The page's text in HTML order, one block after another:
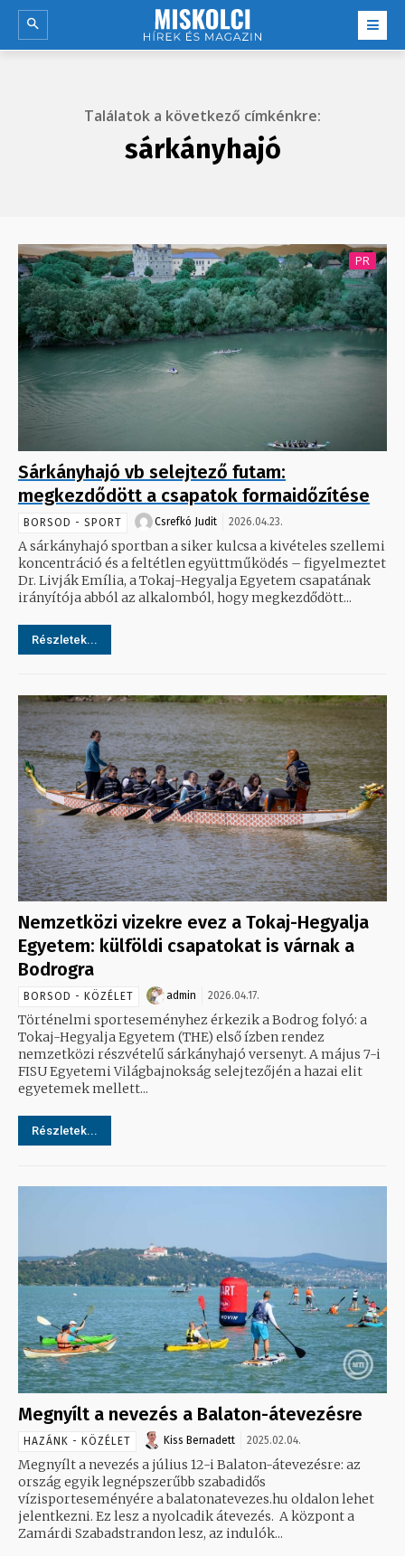
Találatok a következő címkénkre:
sárkányhajó
PR
Sárkányhajó vb selejtező futam:
megkezdődött a csapatok formaidőzítése
BORSOD - SPORT Csrefkó Judit 2026.04.23.
A sárkányhajó sportban a siker kulcsa a kivételes szellemi
koncentráció és a feltétlen együttműködés – figyelmeztet
Dr. Livják Emília, a Tokaj-Hegyalja Egyetem csapatának
irányítója abból az alkalomból, hogy megkezdődött...
Részletek...
Nemzetközi vizekre evez a Tokaj-Hegyalja
Egyetem: külföldi csapatokat is várnak a
Bodrogra
BORSOD - KÖZÉLET admin 2026.04.17.
Történelmi sporteseményhez érkezik a Bodrog folyó: a
Tokaj-Hegyalja Egyetem (THE) első ízben rendez
nemzetközi részvételű sárkányhajó versenyt. A május 7-i
FISU Egyetemi Világbajnokság selejtezőjén a hazai elit
egyetemek mellett...
Részletek...
Megnyílt a nevezés a Balaton-átevezésre
HAZÁNK - KÖZÉLET Kiss Bernadett 2025.02.04.
Megnyílt a nevezés a július 12-i Balaton-átevezésre: az
ország egyik legnépszerűbb szabadidős
vízisporteseményére a balatonatevezes.hu oldalon lehet
jelentkezni. Ez lesz a nyolcadik átevezés. A központ a
Zamárdi Szabadstrandon lesz, az indulók...